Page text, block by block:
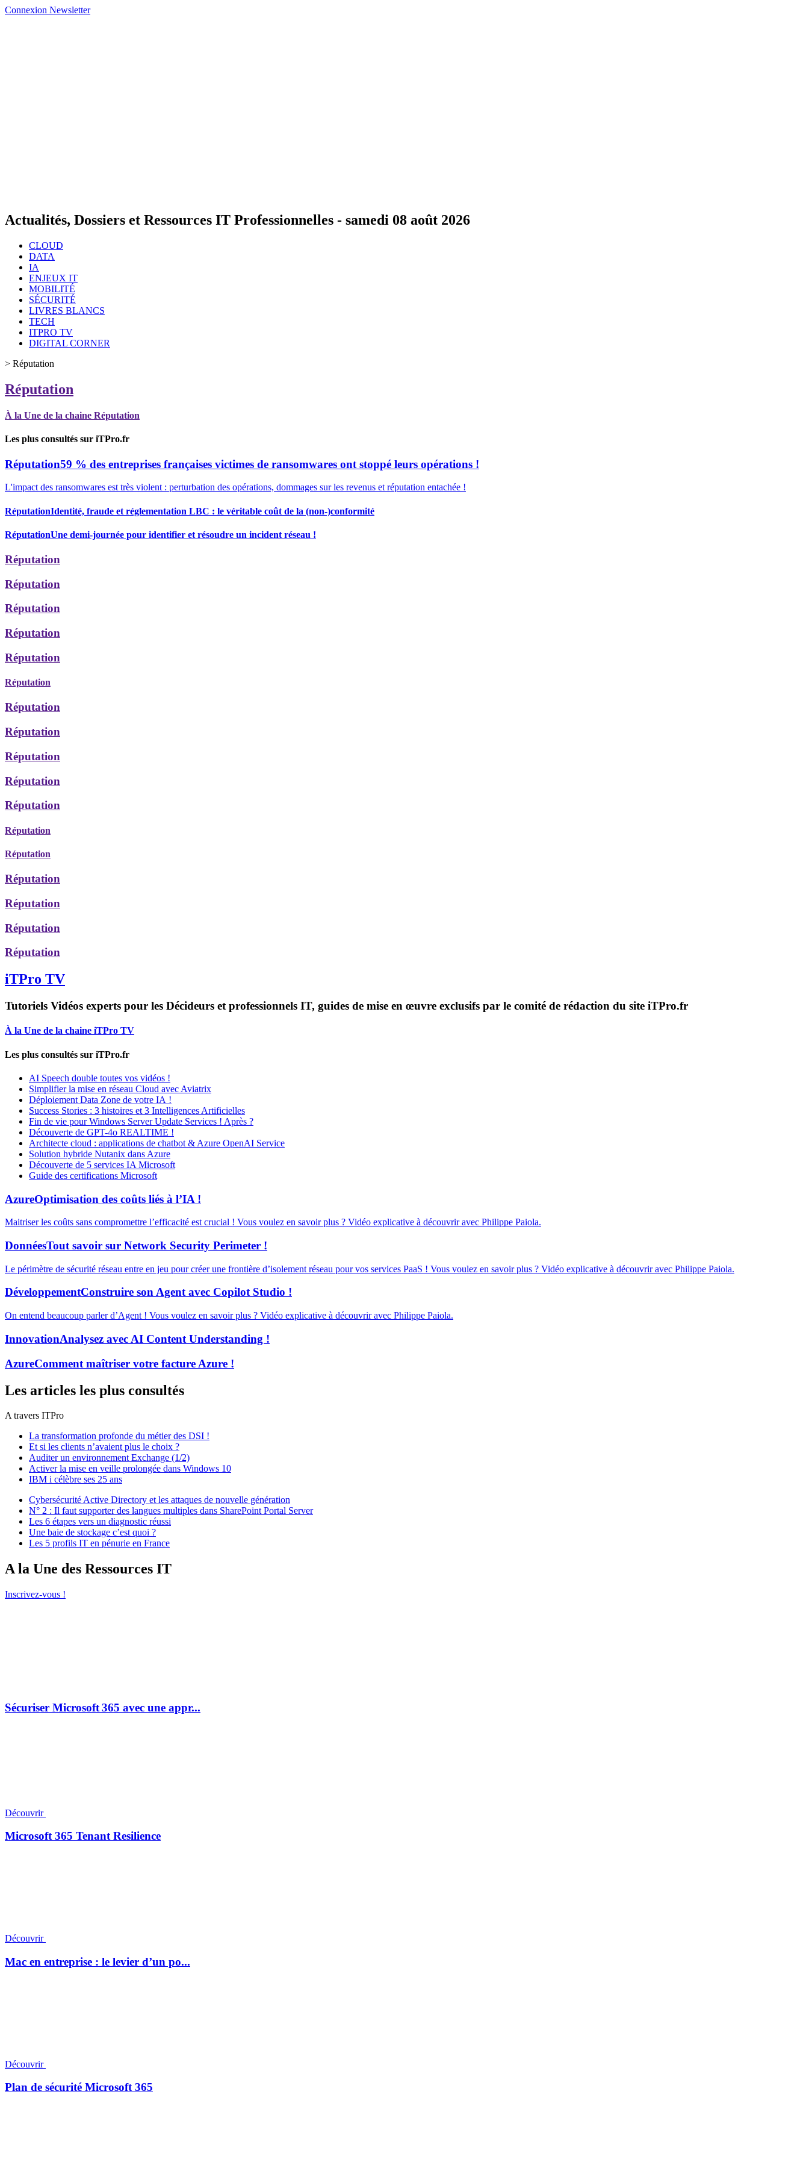
Connexion Newsletter
Actualités, Dossiers et Ressources IT Professionnelles - samedi 08 août 2026
CLOUD
DATA
IA
ENJEUX IT
MOBILITÉ
SÉCURITÉ
LIVRES BLANCS
TECH
ITPRO TV
DIGITAL CORNER
> Réputation
Réputation
À la Une de la chaine Réputation
Les plus consultés sur iTPro.fr
Réputation59 % des entreprises françaises victimes de ransomwares ont stoppé leurs opérations !
L'impact des ransomwares est très violent : perturbation des opérations, dommages sur les revenus et réputation entachée !
RéputationIdentité, fraude et réglementation LBC : le véritable coût de la (non-)conformité
RéputationUne demi-journée pour identifier et résoudre un incident réseau !
Réputation
Réputation
Réputation
Réputation
Réputation
Réputation
Réputation
Réputation
Réputation
Réputation
Réputation
Réputation
Réputation
Réputation
Réputation
Réputation
Réputation
iTPro TV
Tutoriels Vidéos experts pour les Décideurs et professionnels IT, guides de mise en œuvre exclusifs par le comité de rédaction du site iTPro.fr
À la Une de la chaine iTPro TV
Les plus consultés sur iTPro.fr
AI Speech double toutes vos vidéos !
Simplifier la mise en réseau Cloud avec Aviatrix
Déploiement Data Zone de votre IA !
Success Stories : 3 histoires et 3 Intelligences Artificielles
Fin de vie pour Windows Server Update Services ! Après ?
Découverte de GPT-4o REALTIME !
Architecte cloud : applications de chatbot & Azure OpenAI Service
Solution hybride Nutanix dans Azure
Découverte de 5 services IA Microsoft
Guide des certifications Microsoft
AzureOptimisation des coûts liés à l’IA !
Maitriser les coûts sans compromettre l’efficacité est crucial ! Vous voulez en savoir plus ? Vidéo explicative à découvrir avec Philippe Paiola.
DonnéesTout savoir sur Network Security Perimeter !
Le périmètre de sécurité réseau entre en jeu pour créer une frontière d’isolement réseau pour vos services PaaS ! Vous voulez en savoir plus ? Vidéo explicative à découvrir avec Philippe Paiola.
DéveloppementConstruire son Agent avec Copilot Studio !
On entend beaucoup parler d’Agent ! Vous voulez en savoir plus ? Vidéo explicative à découvrir avec Philippe Paiola.
InnovationAnalysez avec AI Content Understanding !
AzureComment maîtriser votre facture Azure !
Les articles les plus consultés
A travers ITPro
La transformation profonde du métier des DSI !
Et si les clients n’avaient plus le choix ?
Auditer un environnement Exchange (1/2)
Activer la mise en veille prolongée dans Windows 10
IBM i célèbre ses 25 ans
Cybersécurité Active Directory et les attaques de nouvelle génération
N° 2 : Il faut supporter des langues multiples dans SharePoint Portal Server
Les 6 étapes vers un diagnostic réussi
Une baie de stockage c’est quoi ?
Les 5 profils IT en pénurie en France
A la Une des Ressources IT
Inscrivez-vous !
Sécuriser Microsoft 365 avec une appr...
Découvrir
Microsoft 365 Tenant Resilience
Découvrir
Mac en entreprise : le levier d’un po...
Découvrir
Plan de sécurité Microsoft 365